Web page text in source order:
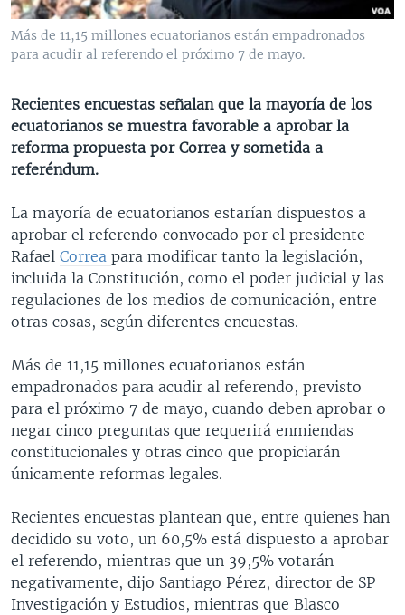
VENEZUELA
BRASIL
NICARAGUA
ECONOMÍA
ENTRETENIMIENTO Y CULTURA
DEPORTES
CIENCIA Y SALUD
MULTIMEDIA
VIDEOS
AUDIOS
PROGRAMAS TV
FORO INTERAMERICANO
VISIÓN 360
LAS CLAVES
PANORAMA
AVANCE INFORMATIVO
AUDIONOTICIAS
BUENOS DÍAS AMÉRICA
ESTADOS UNIDOS AL DÍA
EL MUNDO AL DÍA [RADIO]
FORO [RADIO]
DEPORTIVO INTERNACIONAL
ENTRETENIMIENTO
DIRECT
DOCUMENTALES DE LA VOA
SÍGANOS
Idiomas
Más de 11,15 millones ecuatorianos están empadronados
para acudir al referendo el próximo 7 de mayo.
Recientes encuestas señalan que la mayoría de los
ecuatorianos se muestra favorable a aprobar la
reforma propuesta por Correa y sometida a
referéndum.
La mayoría de ecuatorianos estarían dispuestos a
aprobar el referendo convocado por el presidente
Rafael Correa para modificar tanto la legislación,
incluida la Constitución, como el poder judicial y las
regulaciones de los medios de comunicación, entre
otras cosas, según diferentes encuestas.
Más de 11,15 millones ecuatorianos están
empadronados para acudir al referendo, previsto
para el próximo 7 de mayo, cuando deben aprobar o
negar cinco preguntas que requerirá enmiendas
constitucionales y otras cinco que propiciarán
únicamente reformas legales.
Recientes encuestas plantean que, entre quienes han
decidido su voto, un 60,5% está dispuesto a aprobar
el referendo, mientras que un 39,5% votarán
negativamente, dijo Santiago Pérez, director de SP
Investigación y Estudios, mientras que Blasco